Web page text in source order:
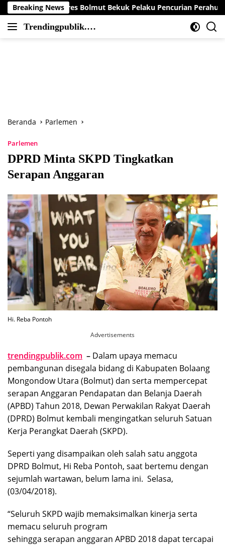
Langsung
ke
konten
Breaking News
Bolmut Bekuk Pelaku Pencurian Perahu di Daerah Buol
Trendingpublik.co
Berita
Beranda Parlemen
Parlemen
DPRD Minta SKPD Tingkatkan
Serapan Anggaran
Hi. Reba Pontoh
Advertisements
trendingpublik.com – Dalam upaya memacu
pembangunan disegala bidang di Kabupaten Bolaang
Mongondow Utara (Bolmut) dan serta mempercepat
serapan Anggaran Pendapatan dan Belanja Daerah
(APBD) Tahun 2018, Dewan Perwakilan Rakyat Daerah
(DPRD) Bolmut kembali mengingatkan seluruh Satuan
Kerja Perangkat Daerah (SKPD).
Seperti yang disampaikan oleh salah satu anggota
DPRD Bolmut, Hi Reba Pontoh, saat bertemu dengan
sejumlah wartawan, belum lama ini. Selasa,
(03/04/2018).
“Seluruh SKPD wajib memaksimalkan kinerja serta
memacu seluruh program
sehingga serapan anggaran APBD 2018 dapat tercapai